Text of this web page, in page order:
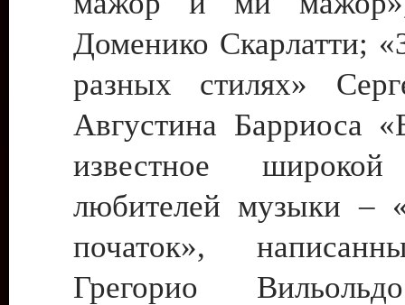
Доменико Скарлатти;
разных стилях»
Августина Барриоса
известное широкой
любителей музыки –
початок»,
Грегорио